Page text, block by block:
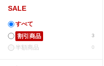
SALE
すべて
3
割引商品
0
半額商品